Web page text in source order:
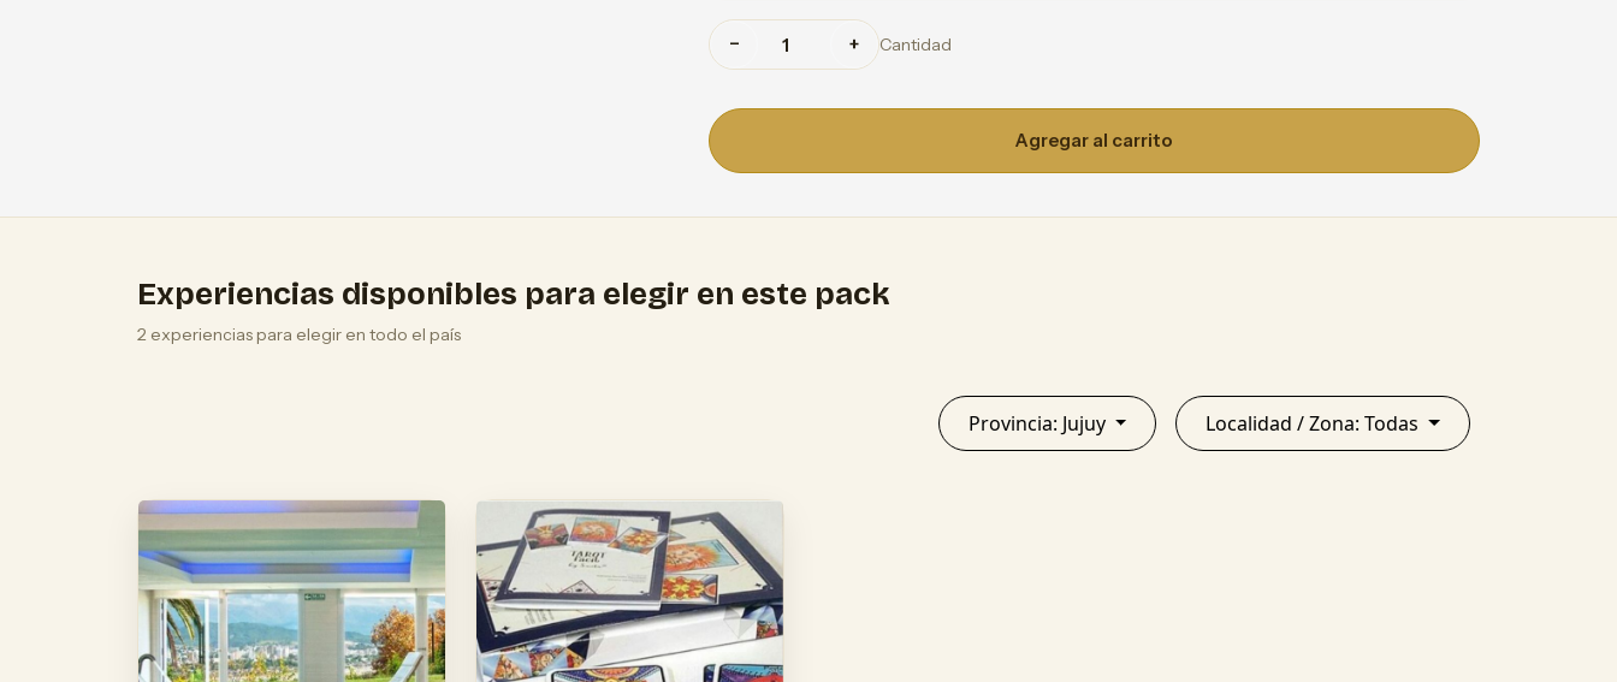
− + Cantidad
Agregar al carrito
Experiencias disponibles para elegir en este pack
2 experiencias para elegir en todo el país
Provincia: Jujuy Localidad / Zona: Todas